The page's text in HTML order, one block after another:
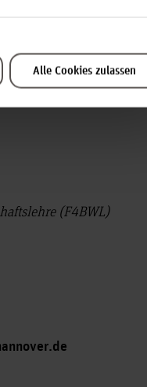
Alle Cookies zulassen
(F4BWL)